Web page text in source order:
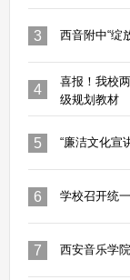
3 西音附中“绽
4
喜报！我校
级规划教材
5 “廉洁文化宣
6 学校召开统
7 西安音乐学